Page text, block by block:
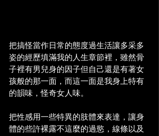
把搞怪當作日常的態度過生活讓多采多
姿的經歷填滿我的人生章節裡，雖然骨
子裡有男兒身的因子但自己還是有著女
孩般的那一面，而這一面是我身上特有
的韻味，怪奇女人味。
把性感用一些特異的肢體來表達，讓身
體的些許裸露不這麼的過慾，線條以及